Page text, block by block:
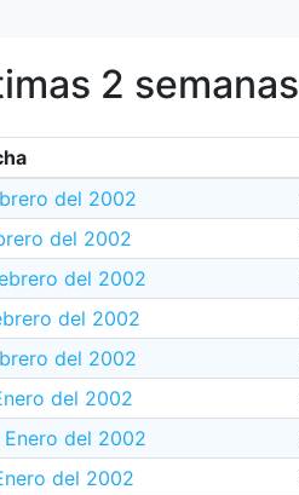
2 semanas
del 2002
del 2002
del 2002
del 2002
del 2002
del 2002
del 2002
del 2002